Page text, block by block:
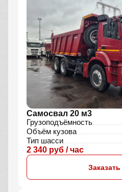
Самосвал 20 м3
Грузоподъёмность
Объём кузова
Тип шасси
2 340 руб / час
Заказать